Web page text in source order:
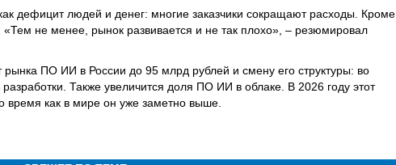
дефицит людей и денег: многие заказчики сокращают расходы. Кроме
«Тем не менее, рынок развивается и не так плохо», – резюмировал
рынка ПО ИИ в России до 95 млрд рублей и смену его структуры: во
Также увеличится доля ПО ИИ в облаке. В 2026 году этот
время как в мире он уже заметно выше.